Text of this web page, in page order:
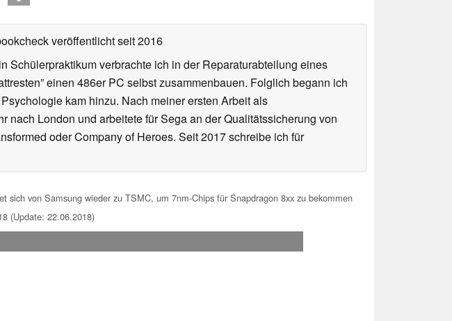
veröffentlichtseit 2016
Schülerpraktikum verbrachte ich in der Reparaturabteilung eines
einen 486er PC selbst zusammenbauen. Folglich begann ich
kam hinzu. Nach meiner ersten Arbeit als
London und arbeitete für Sega an der Qualitätssicherung von
oder Company of Heroes. Seit 2017 schreibe ich für
sich von Samsung wieder zu TSMC, um 7nm-Chips für Snapdragon 8xx zu bekommen
(Update: 22.06.2018)